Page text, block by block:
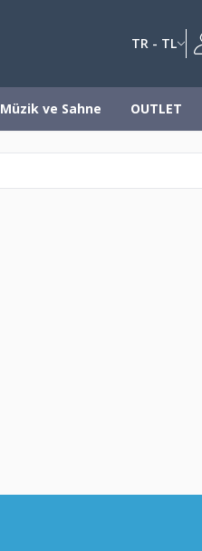
TR - TL
Müzik ve Sahne OUTLET